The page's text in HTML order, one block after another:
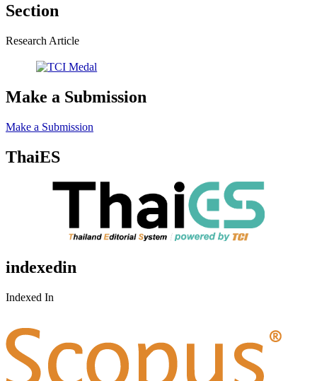
Section
Research Article
Make a Submission
Make a Submission
ThaiES
indexedin
Indexed In